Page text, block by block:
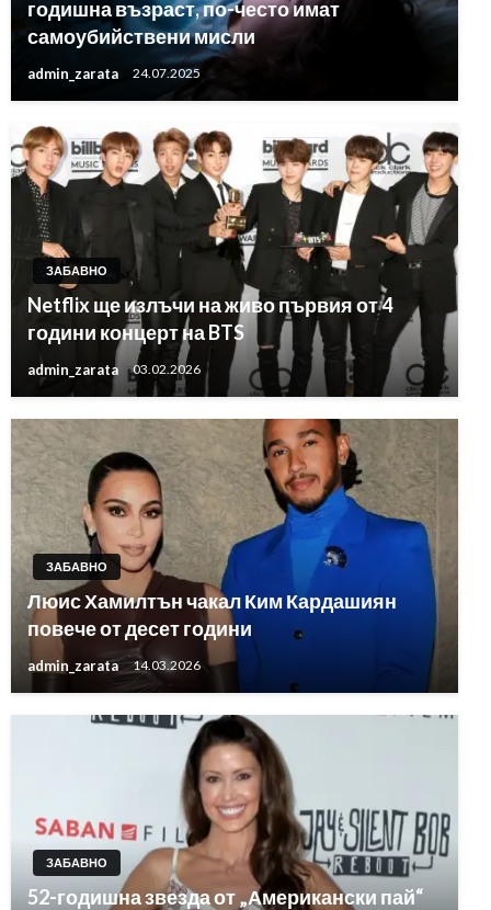
годишна възраст, по-често имат
самоубийствени мисли
admin_zarata 24.07.2025
ЗАБАВНО
Netflix ще излъчи на живо първия от 4
години концерт на BTS
admin_zarata 03.02.2026
ЗАБАВНО
Люис Хамилтън чакал Ким Кардашиян
повече от десет години
admin_zarata 14.03.2026
ЗАБАВНО
52-годишна звезда от „Американски пай“